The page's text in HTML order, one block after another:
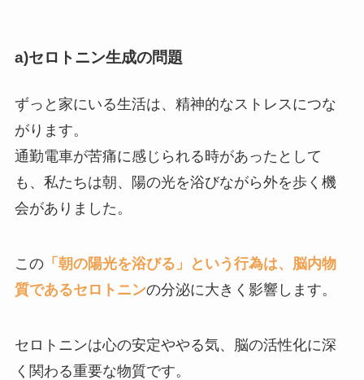
a)セロトニン生成の問題
ずっと家にいる生活は、精神的なストレスにつな
がります。
通勤電車が苦痛に感じられる時があったとして
も、私たちは朝、陽の光を浴びながら外を歩く機
会がありました。
この「朝の陽光を浴びる」という行為は、脳内物
質であるセロトニンの分泌に大きく影響します。
セロトニンは心の安定ややる気、脳の活性化に深
く関わる重要な物質です。